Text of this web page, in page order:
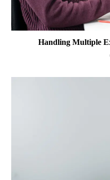
Handling Multiple